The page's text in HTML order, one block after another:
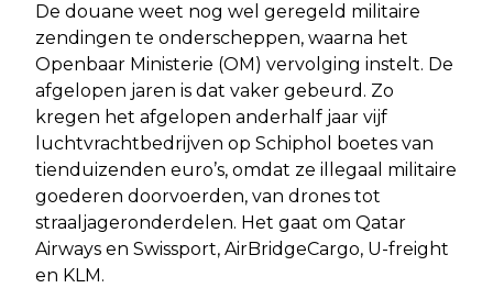
De douane weet nog wel geregeld militaire
zendingen te onderscheppen, waarna het
Openbaar Ministerie (OM) vervolging instelt. De
afgelopen jaren is dat vaker gebeurd. Zo
kregen het afgelopen anderhalf jaar vijf
luchtvrachtbedrijven op Schiphol boetes van
tienduizenden euro’s, omdat ze illegaal militaire
goederen doorvoerden, van drones tot
straaljageronderdelen. Het gaat om Qatar
Airways en Swissport, AirBridgeCargo, U-freight
en KLM.